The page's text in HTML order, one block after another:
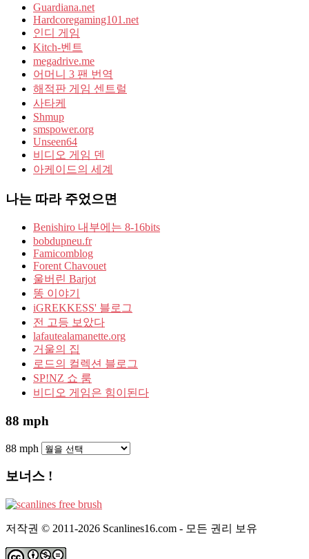
Guardiana.net
Hardcoregaming101.net
인디 게임
Kitch-벤트
megadrive.me
어머니 3 팬 번역
해적판 게임 센트럴
사타케
Shmup
smspower.org
Unseen64
비디오 게임 덴
아케이드의 세계
나는 따라 주었으면
Benishiro 내부에는 8-16bits
bobdupneu.fr
Famicomblog
Forent Chavouet
울버린 Barjot
똥 이야기
iGREKKESS' 블로그
전 고등 보았다
lafautealamanette.org
거울의 집
로드의 컬렉션 블로그
SP!NZ 쇼 룸
비디오 게임은 힘이된다
88 mph
88 mph
보너스 !
저작권 © 2011-2026 Scanlines16.com - 모든 권리 보유